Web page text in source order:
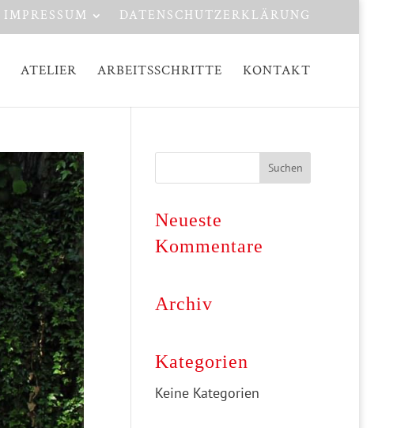
IMPRESSUM DATENSCHUTZERKLÄRUNG
ATELIER ARBEITSSCHRITTE KONTAKT
Neueste
Kommentare
Archiv
Kategorien
Keine Kategorien